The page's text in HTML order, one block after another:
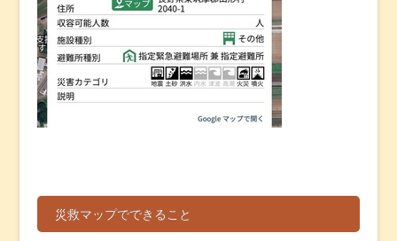
災救マップでできること